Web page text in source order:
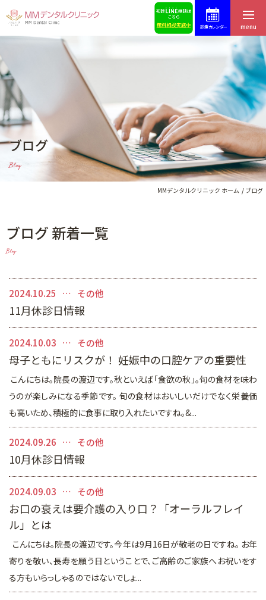
診療カレンダー menu
ブログ
Blog
MMデンタルクリニック ホーム ブログ
ブログ 新着一覧
Blog
2024.10.25 その他
11月休診日情報
2024.10.03 その他
母子ともにリスクが！ 妊娠中の口腔ケアの重要性
こんにちは。院長の渡辺です。秋といえば「食欲の秋」。旬の食材を味わ
うのが楽しみになる季節です。 旬の食材はおいしいだけでなく栄養価
も高いため、積極的に食事に取り入れたいですね。&...
2024.09.26 その他
10月休診日情報
2024.09.03 その他
お口の衰えは要介護の入り口？「オーラルフレイ
ル」とは
こんにちは。院長の渡辺です。今年は9月16日が敬老の日ですね。 お年
寄りを敬い、長寿を願う日ということで、ご高齢のご家族へお祝いをす
る方もいらっしゃるのではないでしょ...
ホーム
はじめての方へ
医院紹介・アクセス
スタッフ紹介
スタッフ募集
予約・お問合せ
ブログ
歯科コラム
インプラントによる治療
矯正歯科
審美的治療
予防・メインテナンス
一般診療